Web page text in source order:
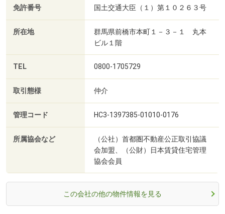
免許番号 国土交通大臣（１）第１０２６３号
所在地
群馬県前橋市本町１－３－１ 丸本
ビル１階
TEL 0800-1705729
取引態様 仲介
管理コード HC3-1397385-01010-0176
所属協会など
（公社）首都圏不動産公正取引協議
会加盟、（公財）日本賃貸住宅管理
協会会員
この会社の他の物件情報を見る